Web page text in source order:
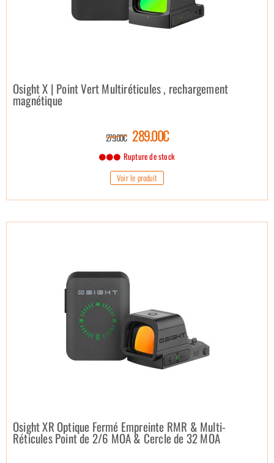
Osight X | Point Vert Multiréticules , rechargement
magnétique
279.00€ 289.00€
Rupture de stock
Voir le produit
Osight XR Optique Fermé Empreinte RMR & Multi-
Réticules Point de 2/6 MOA & Cercle de 32 MOA